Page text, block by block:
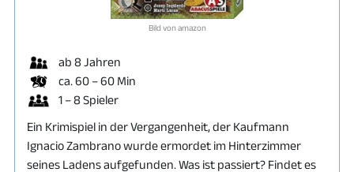
Bild von amazon
ab 8 Jahren
ca. 60 – 60 Min
1 – 8 Spieler
Ein Krimispiel in der Vergangenheit, der Kaufmann
Ignacio Zambrano wurde ermordet im Hinterzimmer
seines Ladens aufgefunden. Was ist passiert? Findet es